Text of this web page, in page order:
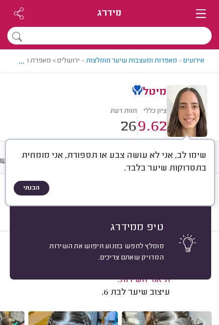
מידרג
אירועים> מאפרות ומעצבות שיער מומלצות> ירושלים > מאפרת ומעצבת
...
מיטל
ציון כללי
9.62
חוות דעת
26
שימו לב, אני לא עושה צבע או תספורת, אני מומחית
בתסרוקות שיער בלבד.
הבנתי
טיפ ממידרג
מומלץ לחפש במנוע חיפוש את השירות
המדויק שאתם צריכים.
חוות דעת מחירים ממוצע
אודליה דביר, פתח תקווה.
משוב: 11/12/2024
תיאור השירות:
עיצוב שיער לבת 6.
10